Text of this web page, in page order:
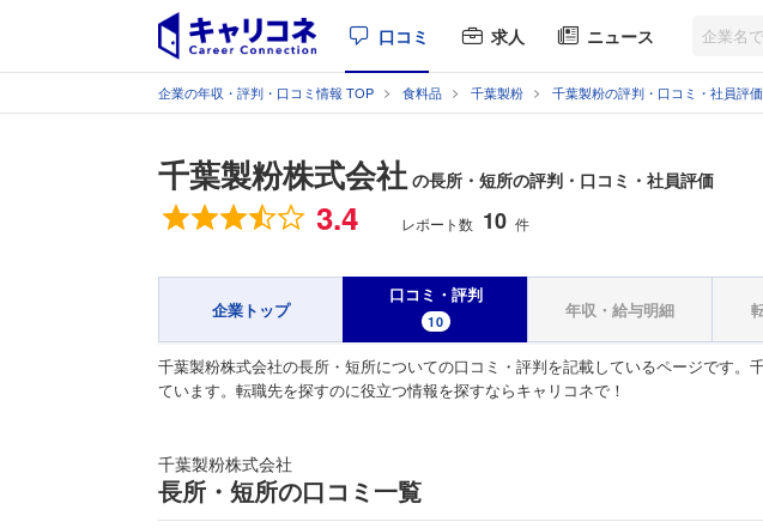
口コミ 求人 ニュース
企業の年収・評判・口コミ情報 TOP 食料品 千葉製粉 千葉製粉の評判・口コミ・社員評価
千葉製粉株式会社 の長所・短所の評判・口コミ・社員評価
総合評価
3.4 レポート数 10 件
企業トップ
口コミ・評判
10
年収・給与明細
千葉製粉株式会社の長所・短所についての口コミ・評判を記載しているページです
ています。転職先を探すのに役立つ情報を探すならキャリコネで！
千葉製粉株式会社
長所・短所の口コミ一覧